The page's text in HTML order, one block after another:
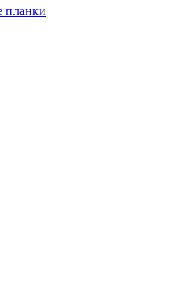
планки